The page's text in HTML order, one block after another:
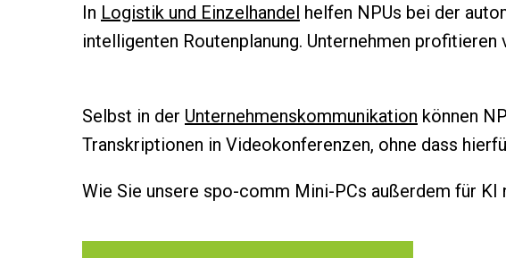
In Logistik und Einzelhandel helfen NPUs bei der
intelligenten Routenplanung. Unternehmen
Selbst in der Unternehmenskommunikation können
Transkriptionen in Videokonferenzen, ohne dass
Wie Sie unsere spo-comm Mini-PCs außerdem für KI